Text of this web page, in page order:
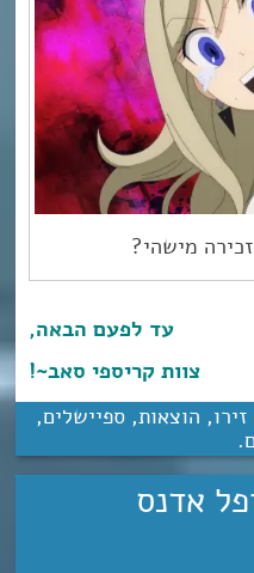
מישהי?
עד לפעם הבאה,
צוות קריספי סאב~!
, הוצאות,ספיישלים,
.
אדנס